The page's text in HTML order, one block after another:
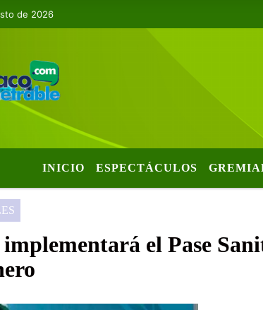
de 2026
INICIO ESPECTÁCULOS
implementará el Pase